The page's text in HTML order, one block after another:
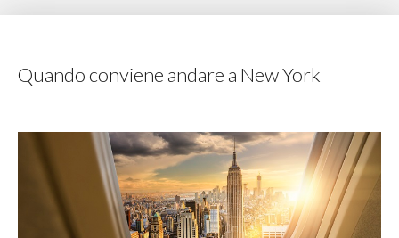
Quando conviene andare a New York